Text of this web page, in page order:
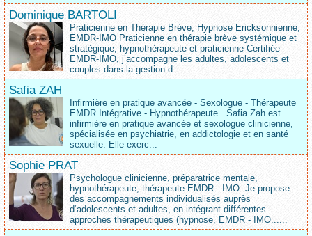
Dominique BARTOLI
Praticienne en Thérapie Brève, Hypnose Ericksonnienne,
EMDR-IMO Praticienne en thérapie brève systémique et
stratégique, hypnothérapeute et praticienne Certifiée
EMDR-IMO, j’accompagne les adultes, adolescents et
couples dans la gestion d...
Safia ZAH
Infirmière en pratique avancée - Sexologue - Thérapeute
EMDR Intégrative - Hypnothérapeute.. Safia Zah est
infirmière en pratique avancée et sexologue clinicienne,
spécialisée en psychiatrie, en addictologie et en santé
sexuelle. Elle exerc...
Sophie PRAT
Psychologue clinicienne, préparatrice mentale,
hypnothérapeute, thérapeute EMDR - IMO. Je propose
des accompagnements individualisés auprès
d‘adolescents et adultes, en intégrant différentes
approches thérapeutiques (hypnose, EMDR - IMO......